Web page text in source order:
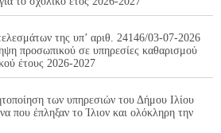
της υπ’ αριθ. 24146/03-07-2026
προσωπικού σε υπηρεσίες καθαρισμού
έτους 2026-2027
των υπηρεσιών του Δήμου Ιλίου
που έπληξαν το Ίλιον και ολόκληρη την